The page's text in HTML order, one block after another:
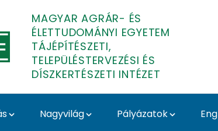
MAGYAR AGRÁR- ÉS
ÉLETTUDOMÁNYI EGYETEM
TÁJÉPÍTÉSZETI,
TELEPÜLÉSTERVEZÉSI ÉS
DÍSZKERTÉSZETI INTÉZET
Nagyvilág Pályázatok